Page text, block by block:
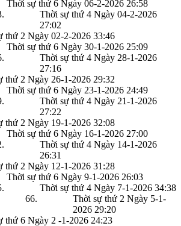
Thời sự thứ 6 Ngày 06-2-2026 26:58
Thời sự thứ 4 Ngày 04-2-2026
27:02
thứ 2 Ngày 02-2-2026 33:46
Thời sự thứ 6 Ngày 30-1-2026 25:09
Thời sự thứ 4 Ngày 28-1-2026
27:16
thứ 2 Ngày 26-1-2026 29:32
Thời sự thứ 6 Ngày 23-1-2026 24:49
Thời sự thứ 4 Ngày 21-1-2026
27:22
thứ 2 Ngày 19-1-2026 32:08
Thời sự thứ 6 Ngày 16-1-2026 27:00
Thời sự thứ 4 Ngày 14-1-2026
26:31
thứ 2 Ngày 12-1-2026 31:28
Thời sự thứ 6 Ngày 9-1-2026 26:03
Thời sự thứ 4 Ngày 7-1-2026 34:38
Thời sự thứ 2 Ngày 5-1-
2026 29:20
thứ 6 Ngày 2 -1-2026 24:23